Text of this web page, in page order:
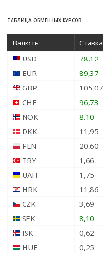
ТАБЛИЦА ОБМЕННЫХ КУРСОВ
Валюты Ставка
USD
78,12
EUR
89,37
GBP
105,07
CHF
96,73
NOK
8,10
DKK
11,95
PLN
20,60
TRY
1,66
UAH
1,75
HRK
11,86
CZK
3,69
SEK
8,10
ISK
0,62
HUF
0,25